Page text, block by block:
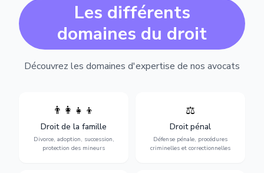
Les différents
domaines du droit
Découvrez les domaines d'expertise de nos avocats
👨‍👩‍👧‍👦
Droit de la famille
Divorce, adoption, succession,
protection des mineurs
Divorce, garde d'enfants,
adoption, succession et
protection des personnes
vulnérables.
⚖️
Droit pénal
Défense pénale, procédures
criminelles et correctionnelles
Expertise en matière pénale,
vue jusqu'au procès, pour
toute affaire correctionnelle
ou criminelle.